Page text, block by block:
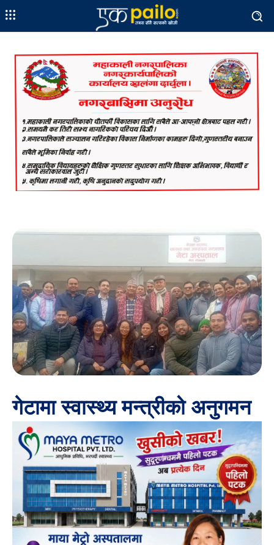
गेटामा स्वास्थ्य मन्त्रीको अनुगमन